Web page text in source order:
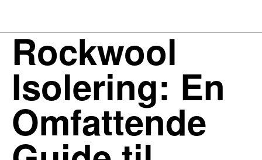
Rockwool
Isolering: En
Omfattende